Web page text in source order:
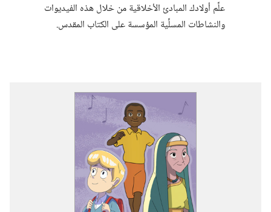
علِّم أولادك المبادئ الأخلاقية من خلال هذه الفيديوات
والنشاطات المسلِّية المؤسسة على الكتاب المقدس.‏